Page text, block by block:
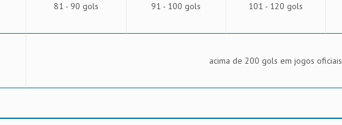
81 - 90 gols 91 - 100 gols 101 - 120 gols
acima de 200 gols em jogos oficiais